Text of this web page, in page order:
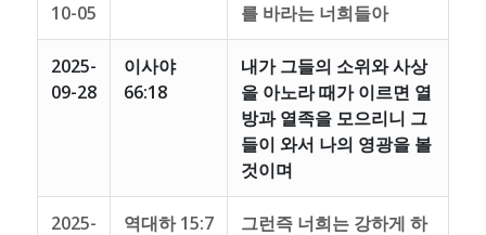
10-05
를 바라는 너희들아
2025-
09-28
이사야
66:18
내가 그들의 소위와 사상
을 아노라 때가 이르면 열
방과 열족을 모으리니 그
들이 와서 나의 영광을 볼
것이며
2025-
역대하 15:7
그런즉 너희는 강하게 하